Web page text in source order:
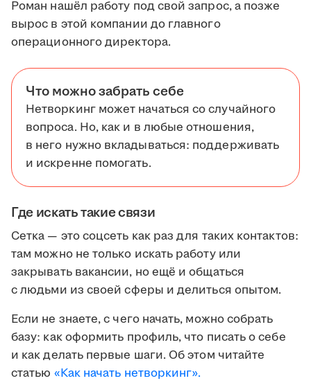
Роман нашёл работу под свой запрос, а позже
вырос в этой компании до главного
операционного директора.
Что можно забрать себе
Нетворкинг может начаться со случайного
вопроса. Но, как и в любые отношения,
в него нужно вкладываться: поддерживать
и искренне помогать.
Где искать такие связи
Сетка — это соцсеть как раз для таких контактов:
там можно не только искать работу или
закрывать вакансии, но ещё и общаться
с людьми из своей сферы и делиться опытом.
Если не знаете, с чего начать, можно собрать
базу: как оформить профиль, что писать о себе
и как делать первые шаги. Об этом читайте
статью «Как начать нетворкинг».